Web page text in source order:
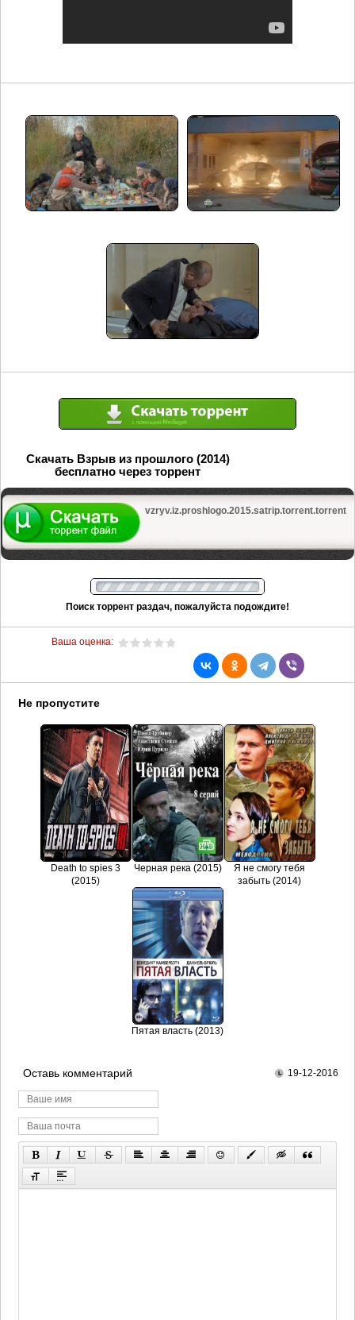
Скачать Взрыв из прошлого (2014)
бесплатно через торрент
vzryv.iz.proshlogo.2015.satrip.torrent.torrent
Поиск торрент раздач, пожалуйста подождите!
Ваша оценка:
Не пропустите
Death to spies 3
(2015)
Черная река (2015)
Я не смогу тебя
забыть (2014)
Пятая власть (2013)
Оставь комментарий 19-12-2016